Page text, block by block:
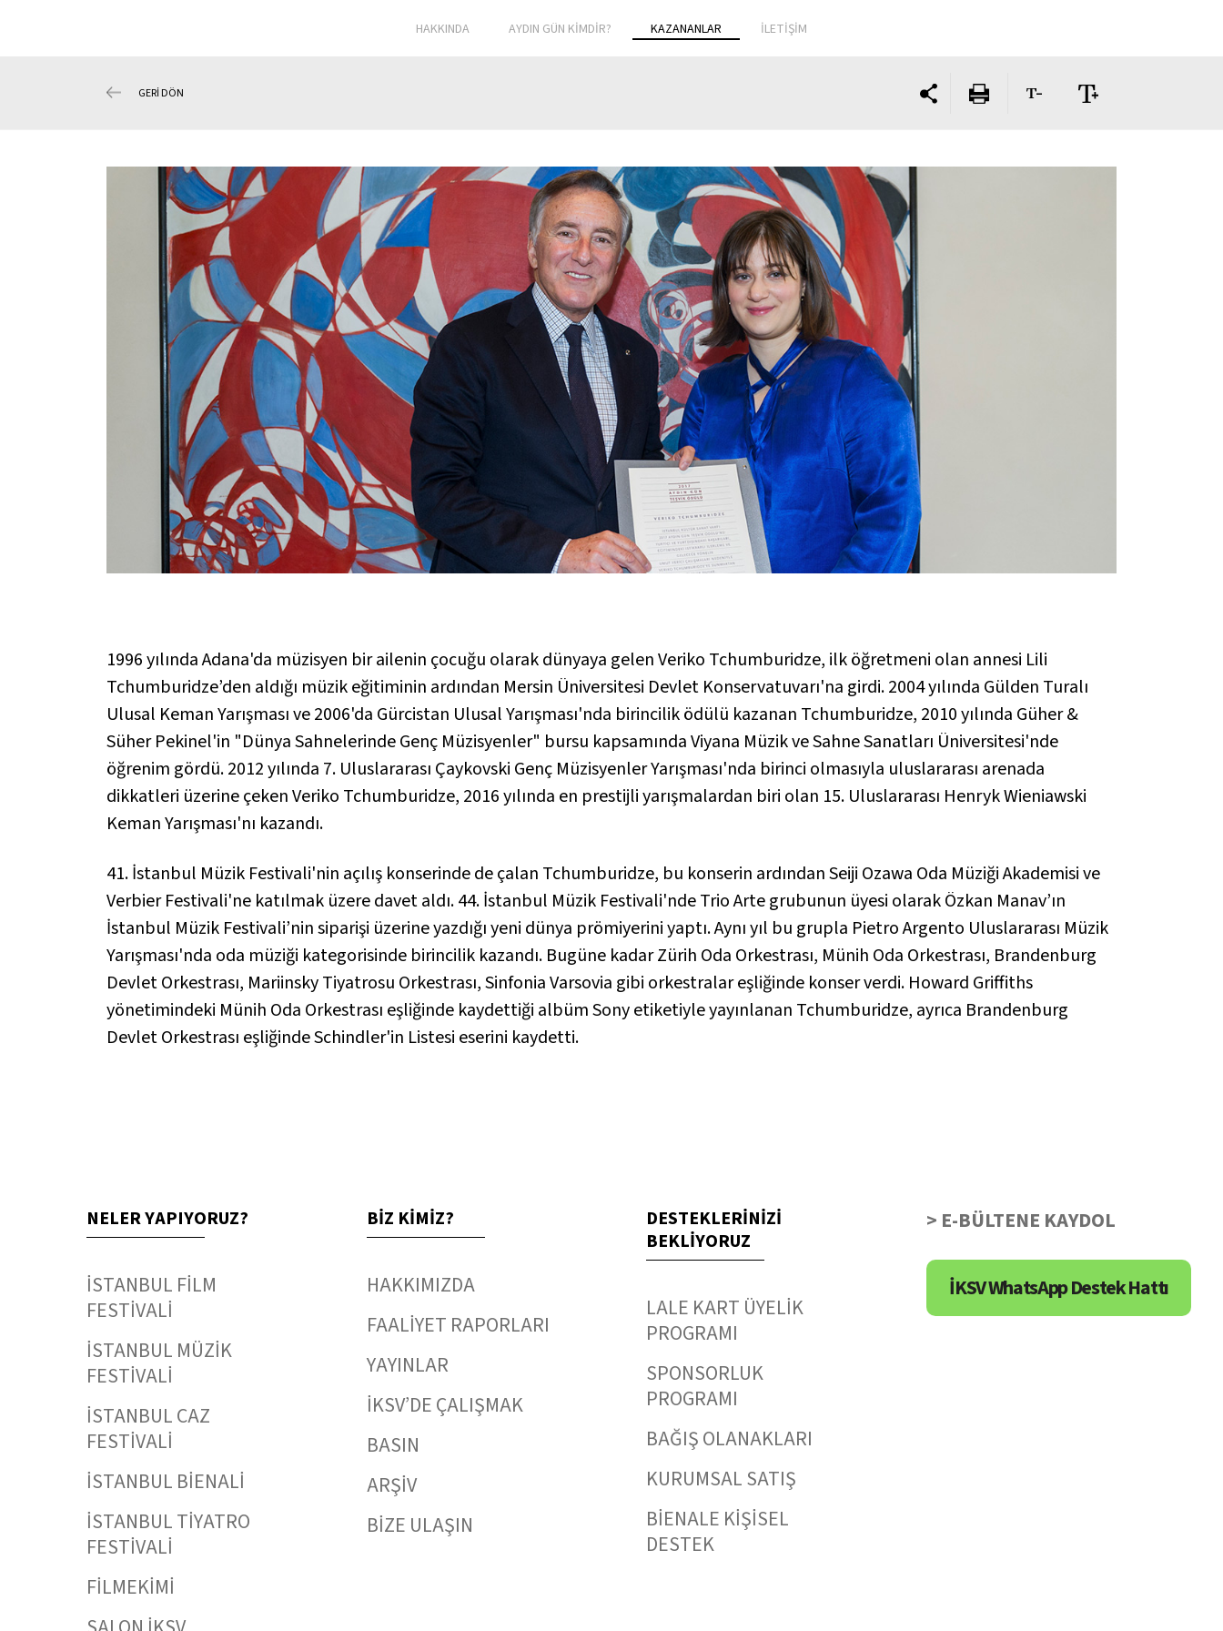
HAKKINDA AYDIN GÜN KİMDİR? KAZANANLAR İLETİŞİM
GERİ DÖN
1996 yılında Adana'da müzisyen bir ailenin çocuğu olarak dünyaya gelen Veriko Tchumburidze, ilk öğretmeni olan annesi Lili
Tchumburidze’den aldığı müzik eğitiminin ardından Mersin Üniversitesi Devlet Konservatuvarı'na girdi. 2004 yılında Gülden Turalı
Ulusal Keman Yarışması ve 2006'da Gürcistan Ulusal Yarışması'nda birincilik ödülü kazanan Tchumburidze, 2010 yılında Güher &
Süher Pekinel'in "Dünya Sahnelerinde Genç Müzisyenler" bursu kapsamında Viyana Müzik ve Sahne Sanatları Üniversitesi'nde
öğrenim gördü. 2012 yılında 7. Uluslararası Çaykovski Genç Müzisyenler Yarışması'nda birinci olmasıyla uluslararası arenada
dikkatleri üzerine çeken Veriko Tchumburidze, 2016 yılında en prestijli yarışmalardan biri olan 15. Uluslararası Henryk Wieniawski
Keman Yarışması'nı kazandı.
41. İstanbul Müzik Festivali'nin açılış konserinde de çalan Tchumburidze, bu konserin ardından Seiji Ozawa Oda Müziği Akademisi ve
Verbier Festivali'ne katılmak üzere davet aldı. 44. İstanbul Müzik Festivali'nde Trio Arte grubunun üyesi olarak Özkan Manav’ın
İstanbul Müzik Festivali’nin siparişi üzerine yazdığı yeni dünya prömiyerini yaptı. Aynı yıl bu grupla Pietro Argento Uluslararası Müzik
Yarışması'nda oda müziği kategorisinde birincilik kazandı. Bugüne kadar Zürih Oda Orkestrası, Münih Oda Orkestrası, Brandenburg
Devlet Orkestrası, Mariinsky Tiyatrosu Orkestrası, Sinfonia Varsovia gibi orkestralar eşliğinde konser verdi. Howard Griffiths
yönetimindeki Münih Oda Orkestrası eşliğinde kaydettiği albüm Sony etiketiyle yayınlanan Tchumburidze, ayrıca Brandenburg
Devlet Orkestrası eşliğinde Schindler'in Listesi eserini kaydetti.
NELER YAPIYORUZ?
İSTANBUL FİLM
FESTİVALİ
İSTANBUL MÜZİK
FESTİVALİ
İSTANBUL CAZ
FESTİVALİ
İSTANBUL BİENALİ
İSTANBUL TİYATRO
FESTİVALİ
FİLMEKİMİ
BİZ KİMİZ?
HAKKIMIZDA
FAALİYET RAPORLARI
YAYINLAR
İKSV’DE ÇALIŞMAK
BASIN
ARŞİV
BİZE ULAŞIN
DESTEKLERİNİZİ
BEKLİYORUZ
LALE KART ÜYELİK
PROGRAMI
SPONSORLUK
PROGRAMI
BAĞIŞ OLANAKLARI
KURUMSAL SATIŞ
BİENALE KİŞİSEL
DESTEK
> E-BÜLTENE KAYDOL
İKSV WhatsApp Destek Hattı